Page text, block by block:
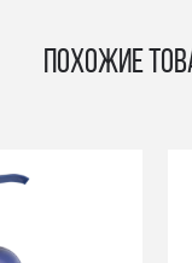
Похожие